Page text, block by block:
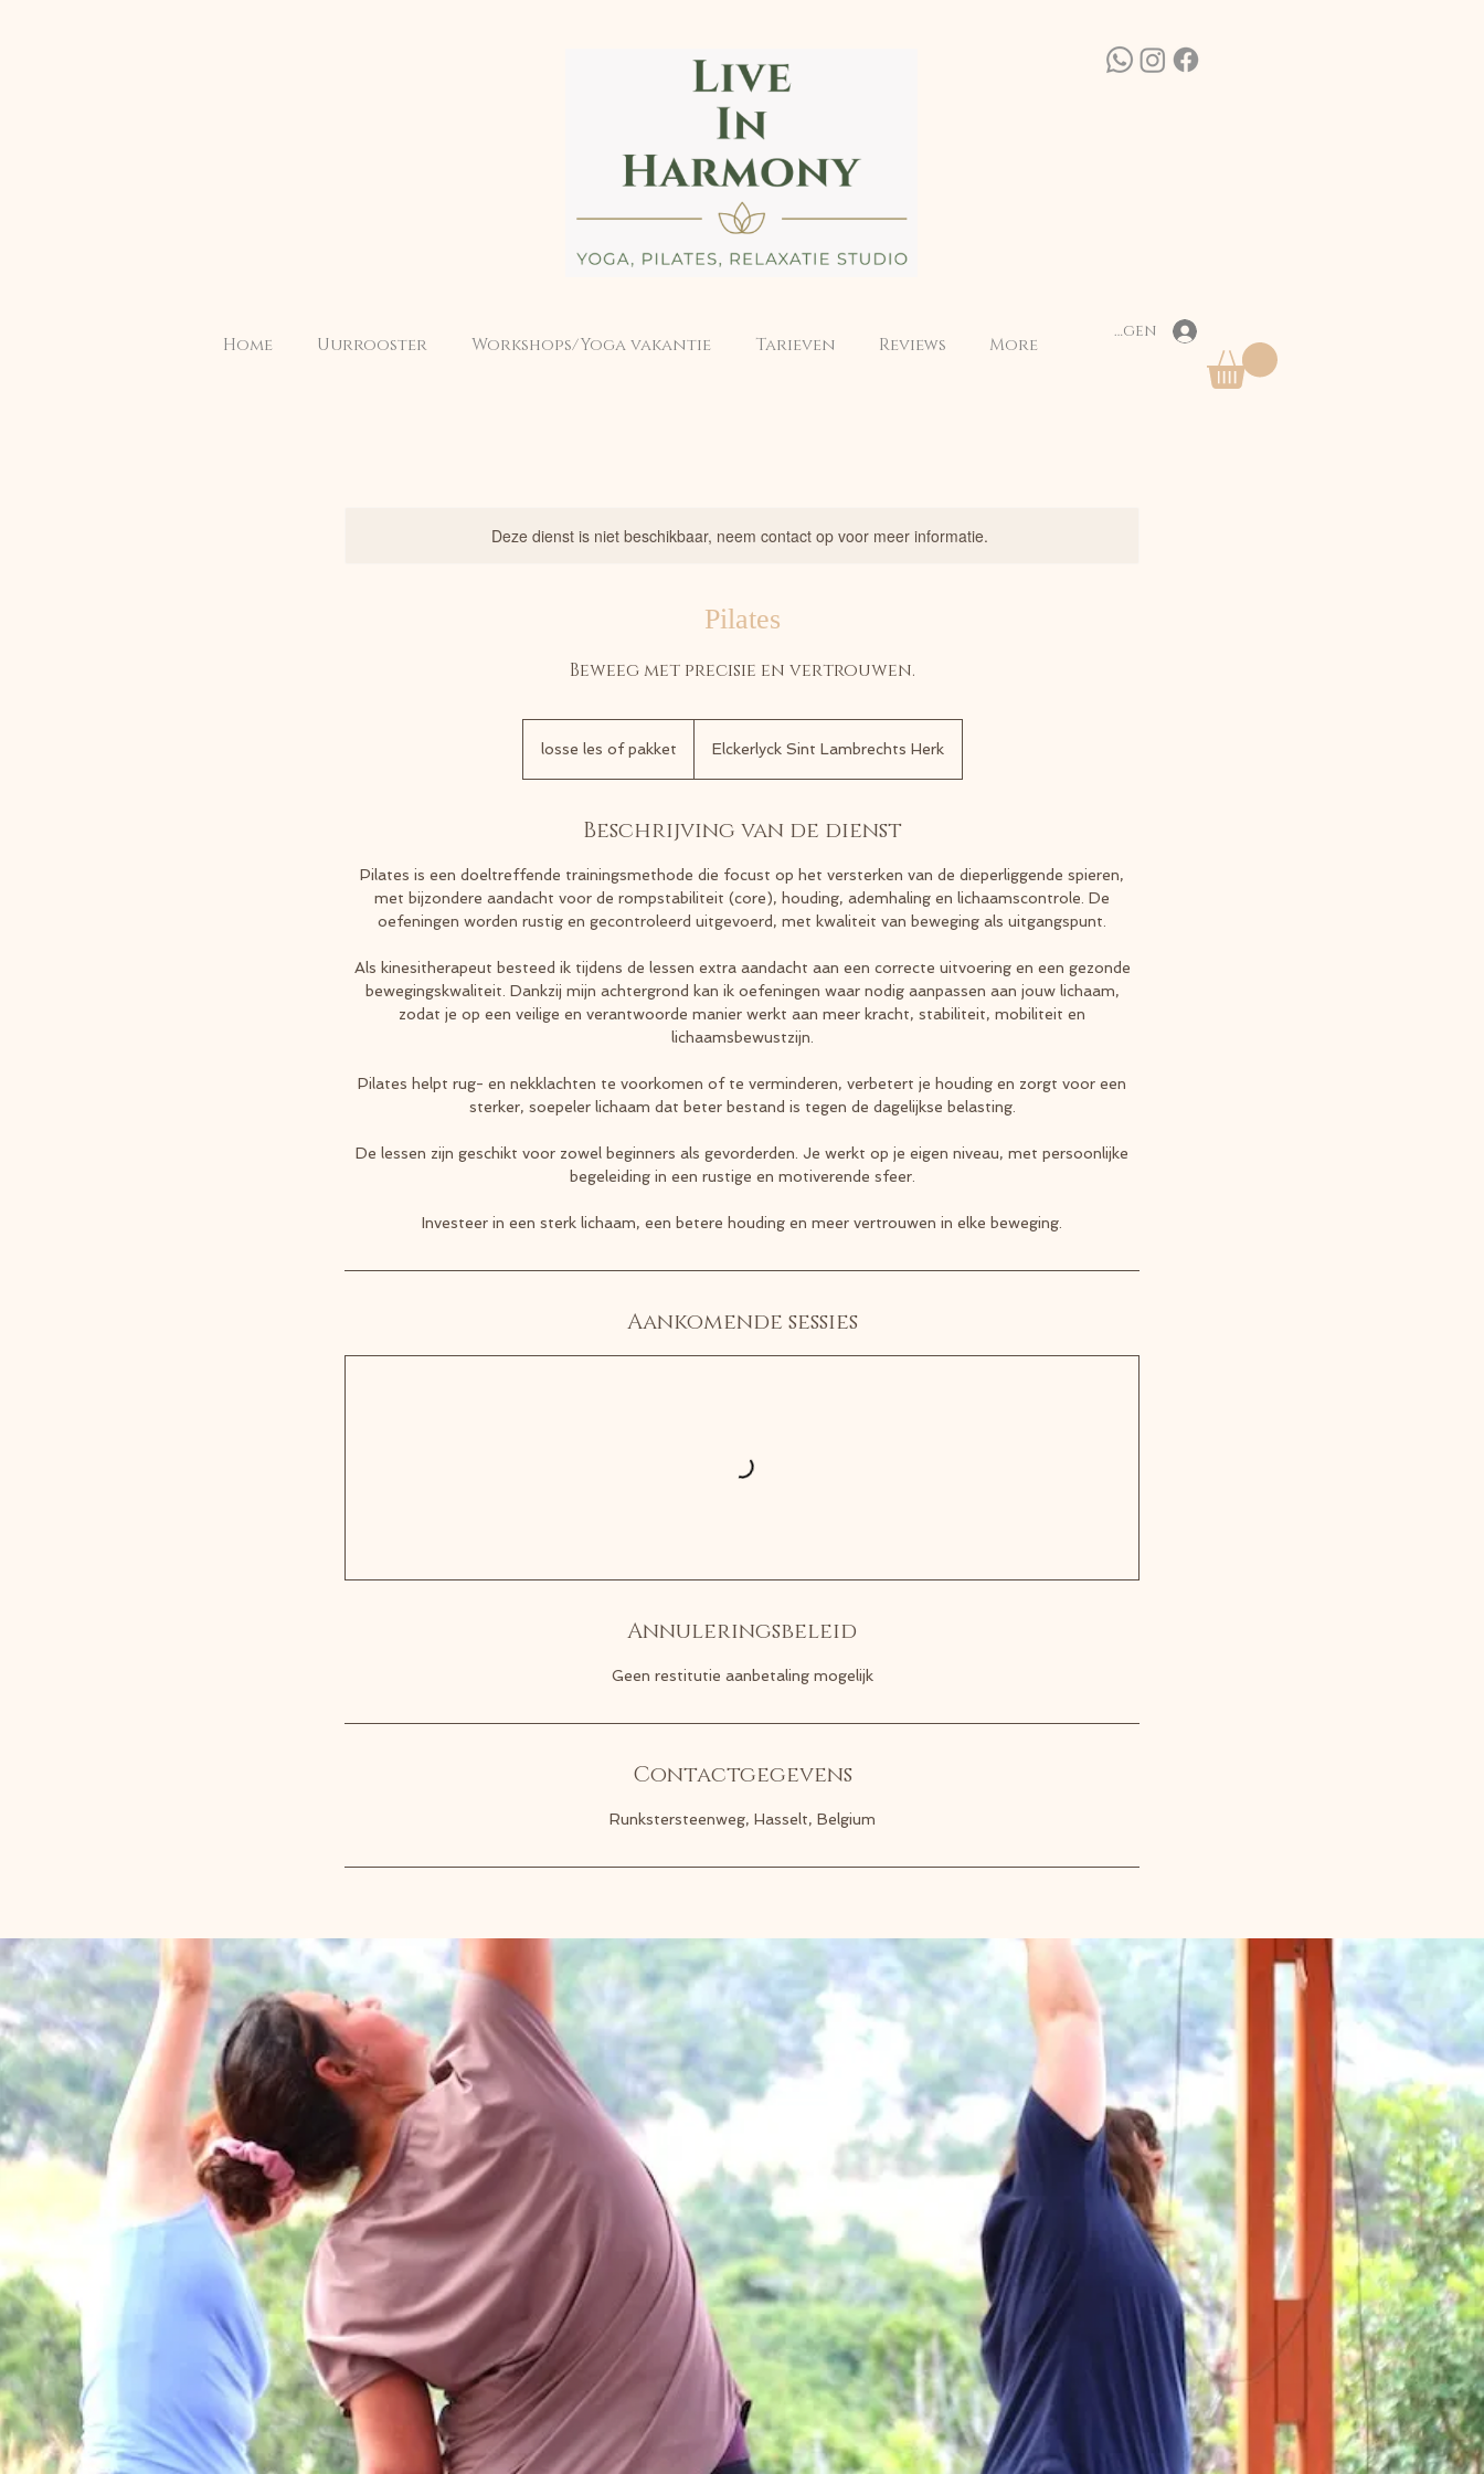
Home Uurrooster Workshops/Yoga vakantie Tarieven Reviews More
Inloggen
Deze dienst is niet beschikbaar, neem contact op voor meer informatie.
Pilates
Beweeg met precisie en vertrouwen.
losse les of pakket Elckerlyck Sint Lambrechts Herk
Beschrijving van de dienst
Pilates is een doeltreffende trainingsmethode die focust op het versterken van de dieperliggende spieren,
met bijzondere aandacht voor de rompstabiliteit (core), houding, ademhaling en lichaamscontrole. De
oefeningen worden rustig en gecontroleerd uitgevoerd, met kwaliteit van beweging als uitgangspunt.
Als kinesitherapeut besteed ik tijdens de lessen extra aandacht aan een correcte uitvoering en een gezonde
bewegingskwaliteit. Dankzij mijn achtergrond kan ik oefeningen waar nodig aanpassen aan jouw lichaam,
zodat je op een veilige en verantwoorde manier werkt aan meer kracht, stabiliteit, mobiliteit en
lichaamsbewustzijn.
Pilates helpt rug- en nekklachten te voorkomen of te verminderen, verbetert je houding en zorgt voor een
sterker, soepeler lichaam dat beter bestand is tegen de dagelijkse belasting.
De lessen zijn geschikt voor zowel beginners als gevorderden. Je werkt op je eigen niveau, met persoonlijke
begeleiding in een rustige en motiverende sfeer.
Investeer in een sterk lichaam, een betere houding en meer vertrouwen in elke beweging.
Aankomende sessies
Annuleringsbeleid
Geen restitutie aanbetaling mogelijk
Contactgegevens
Runkstersteenweg, Hasselt, Belgium